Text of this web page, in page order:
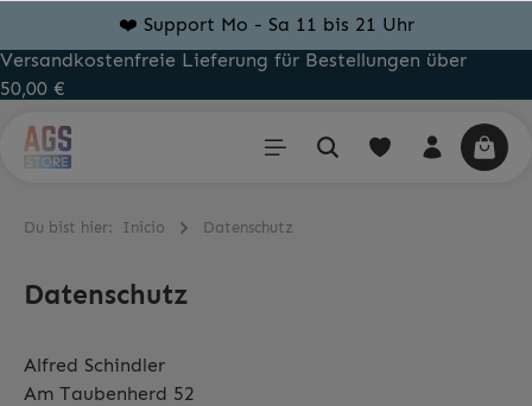
❤️ Support Mo - Sa 11 bis 21 Uhr
Versandkostenfreie Lieferung für Bestellungen über
50,00 €
Du bist hier: Inicio Datenschutz
Datenschutz
Alfred Schindler
Am Taubenherd 52